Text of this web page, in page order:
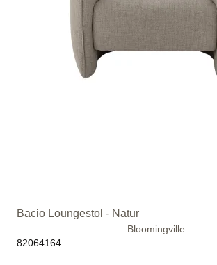
Bacio Loungestol - Natur
Bloomingville
82064164